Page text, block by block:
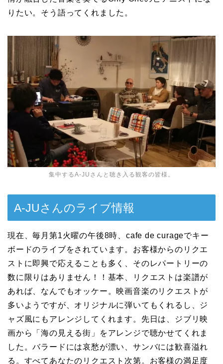
りたい。そう語ってくれました。
集中するA-JUさんと聴き入る観客の皆様。
A-JUさんのライブ情報
現在、毎月第1火曜の午後8時、cafe de curageでキー
ボードのライブをされています。お客様からのリクエ
ストに即興で応えることも多く、そのレパートリーの
数に限りはありません！！基本、リクエストは楽譜が
あれば、なんでもオッケー。映画音楽のリクエストが
多いようですが、オリジナルに弾いてもくれるし、ジ
ャズ風にもアレンジしてくれます。先日は、ジブリ映
画から「海の見える街」をアレンジで聴かせてくれま
した。バラードには哀愁が漂い、サンバには歓喜溢れ
る。すべてあなたのリクエスト次第。お客様の満足度